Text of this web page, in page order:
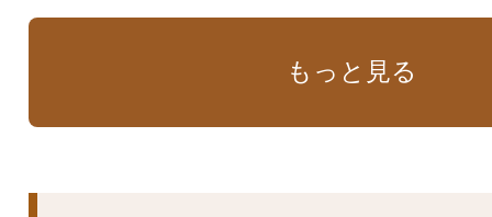
もっと見る